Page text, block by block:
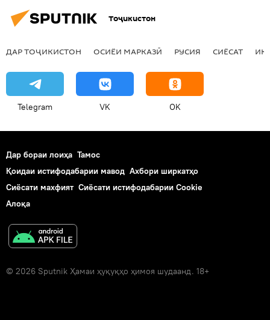
Тоҷикистон
ДАР ТОҶИКИСТОН ОСИЁИ МАРКАЗӢ РУСИЯ СИЁСАТ
Telegram VK OK
Дар бораи лоиҳа Тамос
Қоидаи истифодабарии мавод Ахбори ширкатҳо
Сиёсати махфият Сиёсати истифодабарии Cookie
Алоқа
© 2026 Sputnik Ҳамаи ҳуқуқҳо ҳимоя шудаанд. 18+